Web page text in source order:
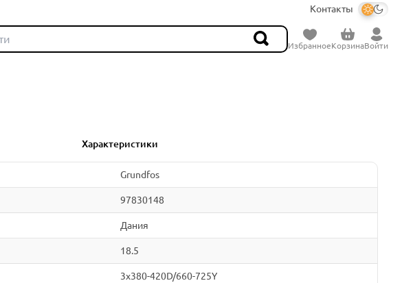
Контакты
ИзбранноеКорзинаВойти
Характеристики
Grundfos
97830148
Дания
18.5
3x380-420D/660-725Y